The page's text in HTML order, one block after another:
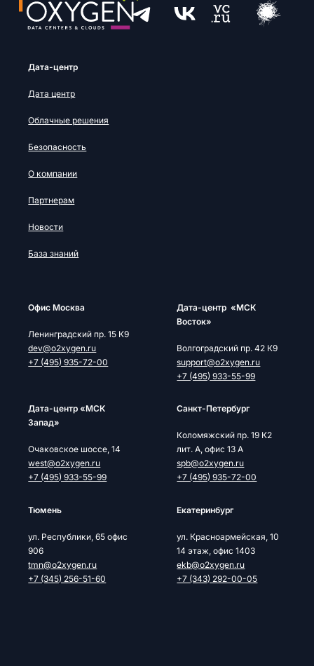
Дата-центр
Дата центр
Облачные решения
Безопасность
О компании
Партнерам
Новости
База знаний
Офис Москва
Ленинградский пр. 15 К9
dev@o2xygen.ru
+7 (495) 935-72-00
Дата-центр «МСК
Восток»
Волгоградский пр. 42 К9
support@o2xygen.ru
+7 (495) 933-55-99
Дата-центр «МСК
Запад»
Очаковское шоссе, 14
west@o2xygen.ru
+7 (495) 933-55-99
Cанкт-Петербург
Коломяжский пр. 19 К2
лит. А, офис 13 А
spb@o2xygen.ru
+7 (495) 935-72-00
Тюмень
ул. Республики, 65 офис
906
tmn@o2xygen.ru
+7 (345) 256-51-60
Екатеринбург
ул. Красноармейская, 10
14 этаж, офис 1403
ekb@o2xygen.ru
+7 (343) 292-00-05